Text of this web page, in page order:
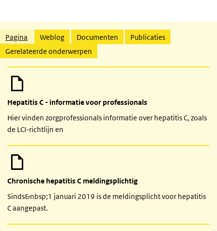
Gerelateerde inhoud
Pagina Weblog Documenten
Publicaties
Gerelateerde onderwerpen
Hepatitis C - informatie voor professionals
Hier vinden zorgprofessionals informatie over hepatitis C, zoals
de LCI-richtlijn en
Chronische hepatitis C meldingsplichtig
Sinds&nbsp;1 januari 2019 is de meldingsplicht voor hepatitis
C aangepast.